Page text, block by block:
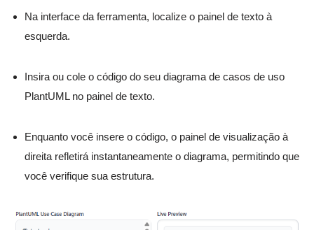
Na interface da ferramenta, localize o painel de texto à
esquerda.
Insira ou cole o código do seu diagrama de casos de uso
PlantUML no painel de texto.
Enquanto você insere o código, o painel de visualização à
direita refletirá instantaneamente o diagrama, permitindo que
você verifique sua estrutura.